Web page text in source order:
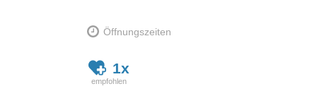
Öffnungszeiten
1x